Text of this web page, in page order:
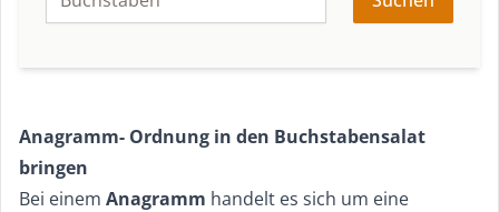
Anagramm- Ordnung in den Buchstabensalat
bringen
Bei einem Anagramm handelt es sich um eine